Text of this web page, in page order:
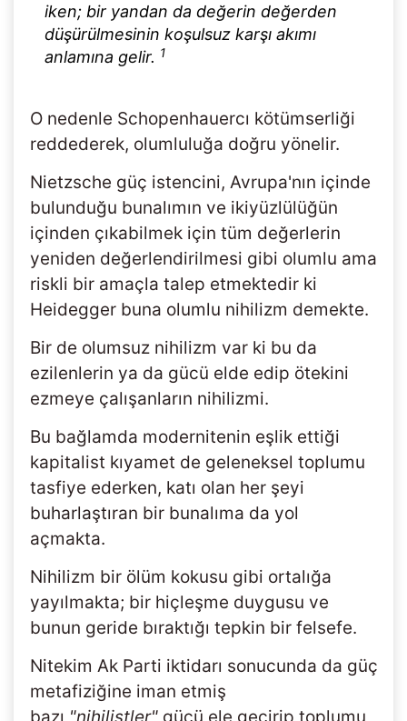
iken; bir yandan da değerin değerden
düşürülmesinin koşulsuz karşı akımı
anlamına gelir. 1
O nedenle Schopenhauercı kötümserliği
reddederek, olumluluğa doğru yönelir.
Nietzsche güç istencini, Avrupa'nın içinde
bulunduğu bunalımın ve ikiyüzlülüğün
içinden çıkabilmek için tüm değerlerin
yeniden değerlendirilmesi gibi olumlu ama
riskli bir amaçla talep etmektedir ki
Heidegger buna olumlu nihilizm demekte.
Bir de olumsuz nihilizm var ki bu da
ezilenlerin ya da gücü elde edip ötekini
ezmeye çalışanların nihilizmi.
Bu bağlamda modernitenin eşlik ettiği
kapitalist kıyamet de geleneksel toplumu
tasfiye ederken, katı olan her şeyi
buharlaştıran bir bunalıma da yol
açmakta.
Nihilizm bir ölüm kokusu gibi ortalığa
yayılmakta; bir hiçleşme duygusu ve
bunun geride bıraktığı tepkin bir felsefe.
Nitekim Ak Parti iktidarı sonucunda da güç
metafiziğine iman etmiş